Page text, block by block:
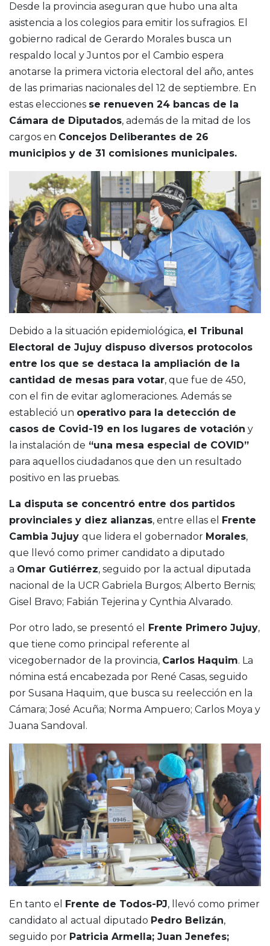
Desde la provincia aseguran que hubo una alta
asistencia a los colegios para emitir los sufragios. El
gobierno radical de Gerardo Morales busca un
respaldo local y Juntos por el Cambio espera
anotarse la primera victoria electoral del año, antes
de las primarias nacionales del 12 de septiembre. En
estas elecciones se renueven 24 bancas de la
Cámara de Diputados, además de la mitad de los
cargos en Concejos Deliberantes de 26
municipios y de 31 comisiones municipales.
Debido a la situación epidemiológica, el Tribunal
Electoral de Jujuy dispuso diversos protocolos
entre los que se destaca la ampliación de la
cantidad de mesas para votar, que fue de 450,
con el fin de evitar aglomeraciones. Además se
estableció un operativo para la detección de
casos de Covid-19 en los lugares de votación y
la instalación de “una mesa especial de COVID”
para aquellos ciudadanos que den un resultado
positivo en las pruebas.
La disputa se concentró entre dos partidos
provinciales y diez alianzas, entre ellas el
Frente
Cambia Jujuy que lidera el gobernador Morales,
que llevó como primer candidato a diputado
a Omar Gutiérrez, seguido por la actual diputada
nacional de la UCR Gabriela Burgos; Alberto Bernis;
Gisel Bravo; Fabián Tejerina y Cynthia Alvarado.
Por otro lado, se presentó el Frente Primero Jujuy,
que tiene como principal referente al
vicegobernador de la provincia, Carlos Haquim. La
nómina está encabezada por René Casas, seguido
por Susana Haquim, que busca su reelección en la
Cámara; José Acuña; Norma Ampuero; Carlos Moya y
Juana Sandoval.
En tanto el Frente de Todos-PJ, llevó como primer
candidato al actual diputado Pedro Belizán,
seguido por Patricia Armella; Juan Jenefes;